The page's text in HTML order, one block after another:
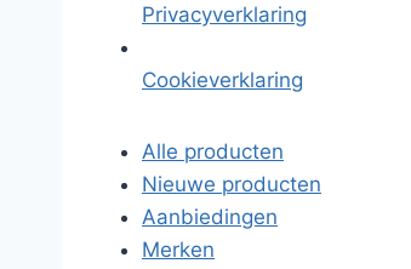
Privacyverklaring
Cookieverklaring
Alle producten
Nieuwe producten
Aanbiedingen
Merken